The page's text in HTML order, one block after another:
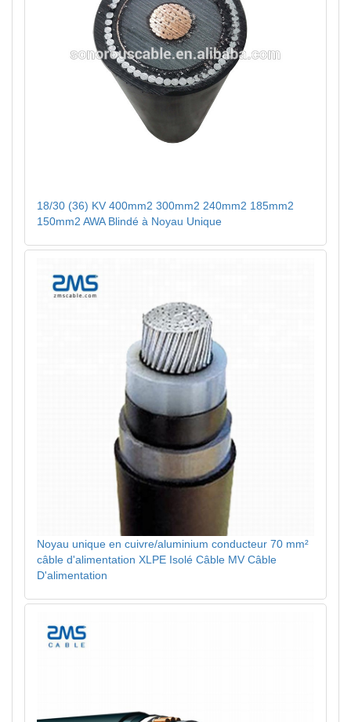
18/30 (36) KV 400mm2 300mm2 240mm2 185mm2
150mm2 AWA Blindé à Noyau Unique
Noyau unique en cuivre/aluminium conducteur 70 mm²
câble d'alimentation XLPE Isolé Câble MV Câble
D'alimentation